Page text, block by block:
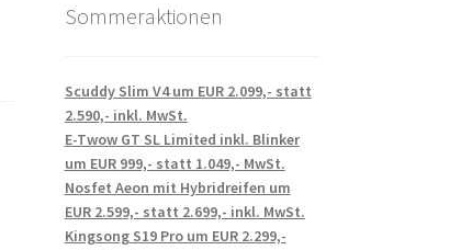
Sommeraktionen
Scuddy Slim V4 um EUR 2.099,- statt
2.590,- inkl. MwSt.
E-Twow GT SL Limited inkl. Blinker
um EUR 999,- statt 1.049,- MwSt.
Nosfet Aeon mit Hybridreifen um
EUR 2.599,- statt 2.699,- inkl. MwSt.
Kingsong S19 Pro um EUR 2.299,-